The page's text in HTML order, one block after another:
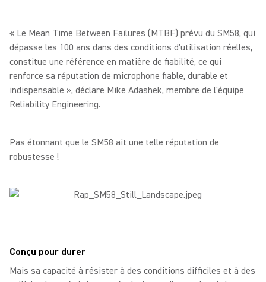
« Le Mean Time Between Failures (MTBF) prévu du SM58, qui
dépasse les 100 ans dans des conditions d'utilisation réelles,
constitue une référence en matière de fiabilité, ce qui
renforce sa réputation de microphone fiable, durable et
indispensable », déclare Mike Adashek, membre de l'équipe
Reliability Engineering.
Pas étonnant que le SM58 ait une telle réputation de
robustesse !
Conçu pour durer
Mais sa capacité à résister à des conditions difficiles et à des